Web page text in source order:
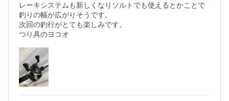
レーキシステムも新しくなりソルトでも使えるとかことで
釣りの幅が広がりそうです。
次回の釣行がとても楽しみです。
つり具のヨコオ